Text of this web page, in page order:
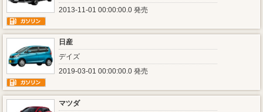
2013-11-01 00:00:00.0 発売
日産
デイズ
2019-03-01 00:00:00.0 発売
マツダ